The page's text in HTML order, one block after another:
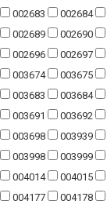
002683 002684
002689 002690
002696 002697
003674 003675
003683 003684
003691 003692
003698 003939
003998 003999
004014 004015
004177 004178